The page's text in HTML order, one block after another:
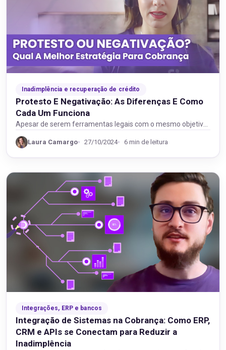
Inadimplência e recuperação de crédito
Protesto E Negativação: As Diferenças E Como
Cada Um Funciona
Apesar de serem ferramentas legais com o mesmo objetivo,
que é a recuperação de créditos, existem…
Laura Camargo 27/10/2024 6 min de leitura
Integrações, ERP e bancos
Integração de Sistemas na Cobrança: Como ERP,
CRM e APIs se Conectam para Reduzir a
Inadimplência